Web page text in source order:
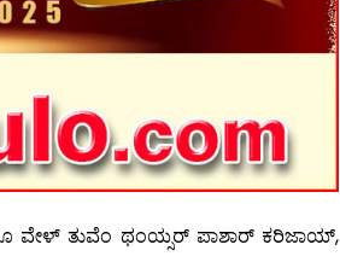
ವೇಳ್ ತುವೆಂ ಥಂಯ್ಸರ್ ಪಾಶಾರ್ ಕರಿಜಾಯ್,